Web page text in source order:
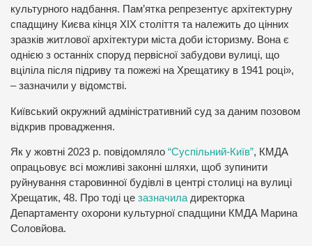
культурного надбання. Пам’ятка репрезентує архітектурну
спадщину Києва кінця ХІХ століття та належить до цінних
зразків житлової архітектури міста доби історизму. Вона є
однією з останніх споруд первісної забудови вулиці, що
вціліла після підриву та пожежі на Хрещатику в 1941 році»,
– зазначили у відомстві.
Київський окружний адміністративний суд за даним позовом
відкрив провадження.
Як у жовтні 2023 р. повідомляло “Суспільний-Київ”, КМДА
опрацьовує всі можливі законні шляхи, щоб зупинити
руйнування старовинної будівлі в центрі столиці на вулиці
Хрещатик, 48. Про тоді це зазначиладиректорка
Департаменту охорони культурної спадщини КМДА Марина
Соловйова.